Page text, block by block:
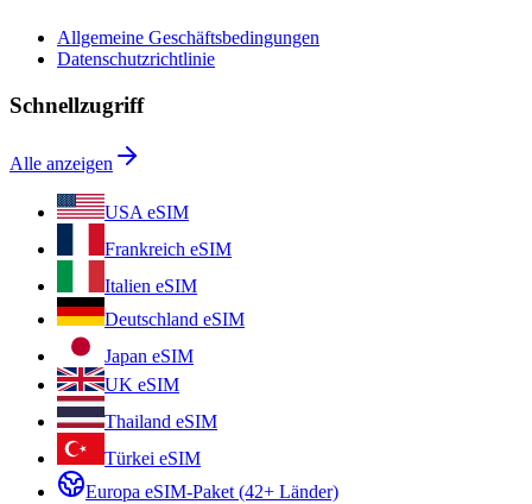
Allgemeine Geschäftsbedingungen
Datenschutzrichtlinie
Schnellzugriff
Alle anzeigen
USA eSIM
Frankreich eSIM
Italien eSIM
Deutschland eSIM
Japan eSIM
UK eSIM
Thailand eSIM
Türkei eSIM
Europa eSIM-Paket (42+ Länder)